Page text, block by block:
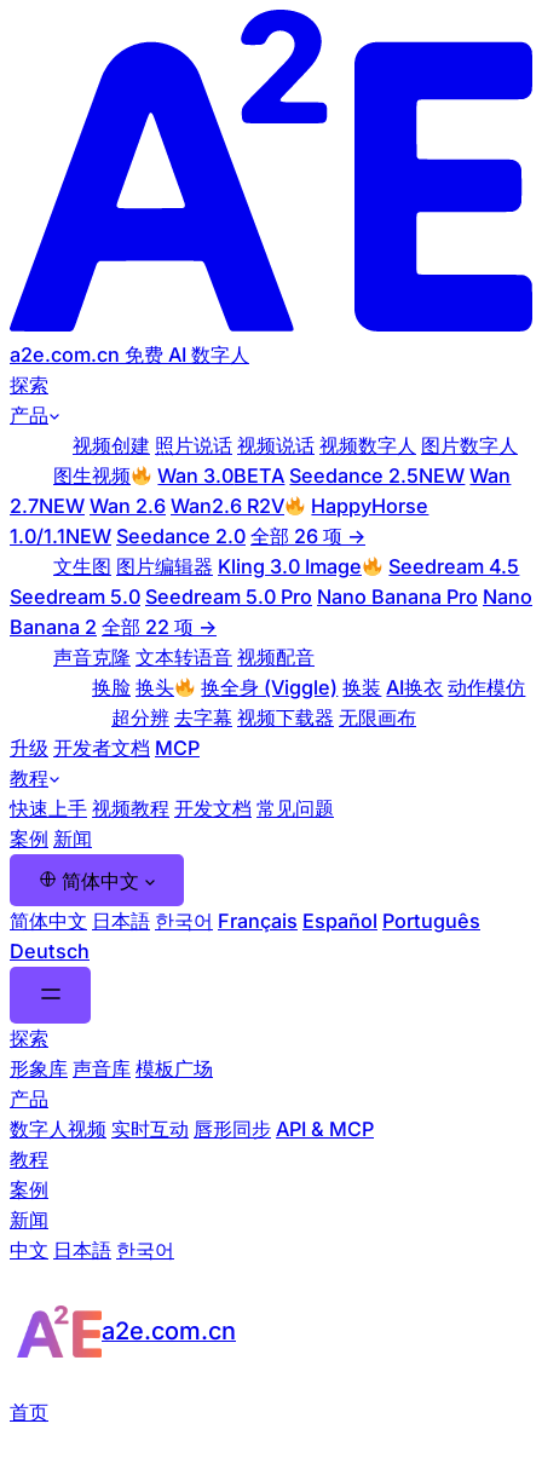
a2e.com.cn 免费 AI 数字人
探索
产品
视频创建 照片说话 视频说话 视频数字人 图片数字人
图生视频 Wan 3.0BETA Seedance 2.5NEW Wan
2.7NEW Wan 2.6 Wan2.6 R2V
HappyHorse
1.0/1.1NEW Seedance 2.0 全部 26 项 →
文生图 图片编辑器 Kling 3.0 Image
Seedream 4.5
Seedream 5.0 Seedream 5.0 Pro Nano Banana Pro Nano
Banana 2 全部 22 项 →
声音克隆 文本转语音 视频配音
换脸 换头 换全身 (Viggle) 换装 AI换衣 动作模仿
超分辨 去字幕 视频下载器 无限画布
升级 开发者文档 MCP
教程
快速上手 视频教程 开发文档 常见问题
案例 新闻
简体中文
简体中文 日本語 한국어 Français Español Português
Deutsch
探索
形象库 声音库 模板广场
产品
数字人视频 实时互动 唇形同步 API & MCP
教程
案例
新闻
中文 日本語 한국어
a2e.com.cn
首页